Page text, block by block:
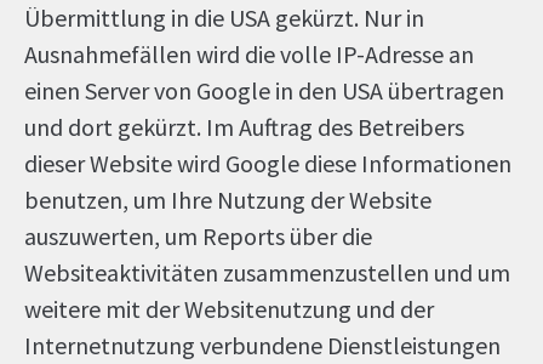
Übermittlung in die USA gekürzt. Nur in
Ausnahmefällen wird die volle IP-Adresse an
einen Server von Google in den USA übertragen
und dort gekürzt. Im Auftrag des Betreibers
dieser Website wird Google diese Informationen
benutzen, um Ihre Nutzung der Website
auszuwerten, um Reports über die
Websiteaktivitäten zusammenzustellen und um
weitere mit der Websitenutzung und der
Internetnutzung verbundene Dienstleistungen